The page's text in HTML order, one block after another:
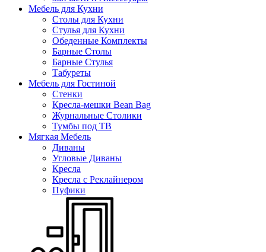
Мебель для Кухни
Столы для Кухни
Стулья для Кухни
Обеденные Комплекты
Барные Столы
Барные Стулья
Табуреты
Мебель для Гостиной
Стенки
Кресла-мешки Bean Bag
Журнальные Столики
Тумбы под ТВ
Мягкая Мебель
Диваны
Угловые Диваны
Кресла
Кресла с Реклайнером
Пуфики